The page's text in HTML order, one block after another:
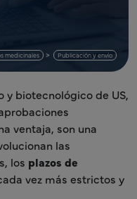
medicinales Publicación y envío
biotecnológico de US,
ventaja, son una
las
los plazos de
vez más estrictos y